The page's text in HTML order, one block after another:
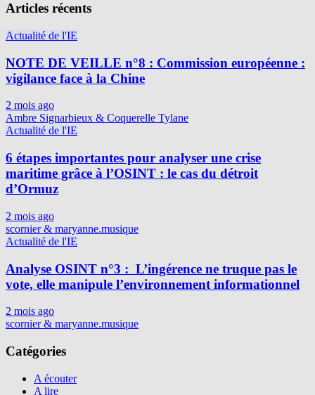
Articles récents
Actualité de l'IE
NOTE DE VEILLE n°8 : Commission européenne :
vigilance face à la Chine
2 mois ago
Ambre Signarbieux & Coquerelle Tylane
Actualité de l'IE
6 étapes importantes pour analyser une crise
maritime grâce à l’OSINT : le cas du détroit
d’Ormuz
2 mois ago
scornier & maryanne.musique
Actualité de l'IE
Analyse OSINT n°3 : L’ingérence ne truque pas le
vote, elle manipule l’environnement informationnel
2 mois ago
scornier & maryanne.musique
Catégories
A écouter
A lire